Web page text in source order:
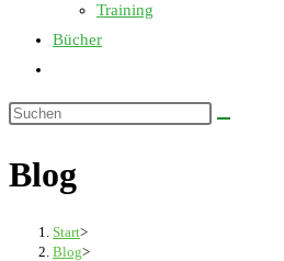
Training
Bücher
umschalten
Diese
durchsuchen
Blog
Start>
Blog>